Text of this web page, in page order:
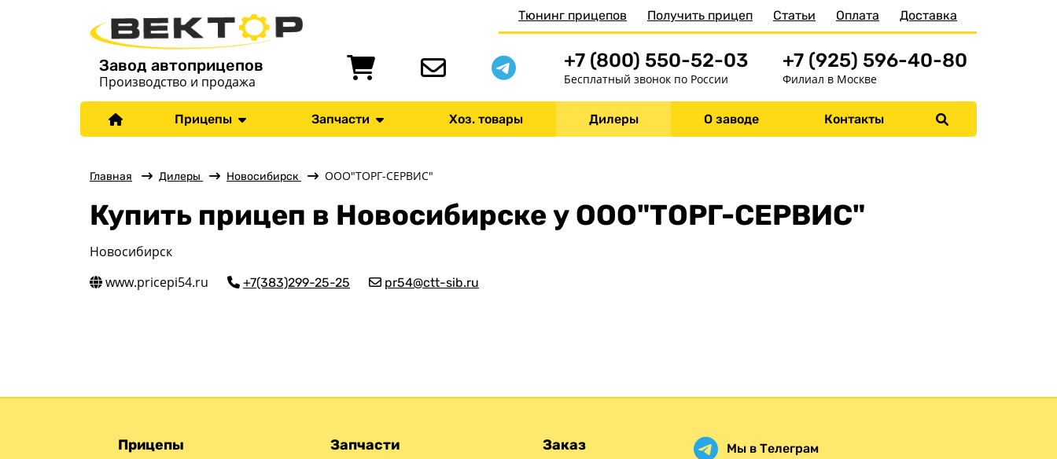
Главная
Хоз. товары
Завод автоприцепов
Производство и продажа
Тюнинг прицепов Получить прицеп Статьи Оплата Доставка
+7 (800) 550-52-03
Бесплатный звонок по России
+7 (925) 596-40-80
Филиал в Москве
Прицепы Запчасти Хоз. товары Дилеры О заводе Контакты
Главная Дилеры Новосибирск ООО"ТОРГ-СЕРВИС"
Купить прицеп в Новосибирске у ООО"ТОРГ-СЕРВИС"
Новосибирск
www.pricepi54.ru
+7(383)299-25-25 pr54@ctt-sib.ru
Прицепы Запчасти Заказ Мы в Телеграм